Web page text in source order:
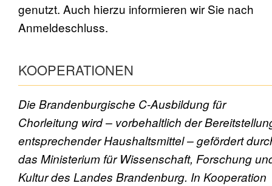
genutzt. Auch hierzu informieren wir Sie nach
Anmeldeschluss.
KOOPERATIONEN
Die Brandenburgische C-Ausbildung für
Chorleitung wird – vorbehaltlich der
entsprechender Haushaltsmittel – gefördert
das Ministerium für Wissenschaft, Forschung
Kultur des Landes Brandenburg. In Kooperation